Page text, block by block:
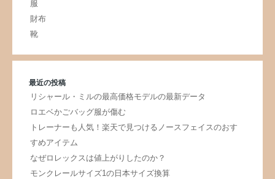
服
財布
靴
最近の投稿
リシャール・ミルの最高価格モデルの最新データ
ロエベかごバッグ服が傷む
トレーナーも人気！楽天で見つけるノースフェイスのおす
すめアイテム
なぜロレックスは値上がりしたのか？
モンクレールサイズ1の日本サイズ換算